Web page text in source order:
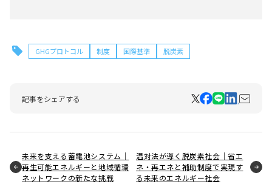
GHGプロトコル 制度 国際基準 脱炭素
記事をシェアする
未来を支える蓄電池システム｜
再生可能エネルギーと地域循環
ネットワークの新たな挑戦
温対法が導く脱炭素社会｜省エ
ネ・再エネと補助制度で実現す
る未来のエネルギー社会